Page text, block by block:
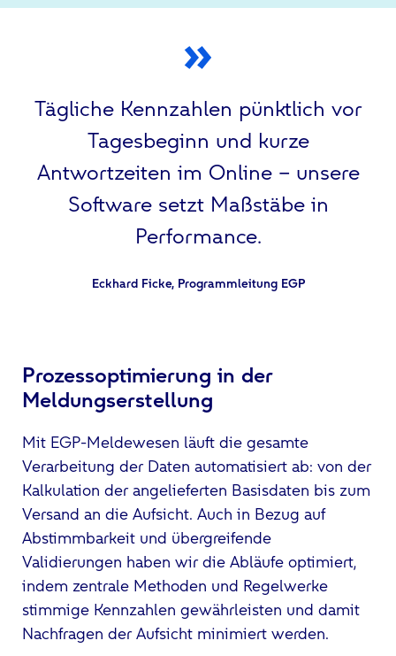
Tägliche Kennzahlen pünktlich vor
Tagesbeginn und kurze
Antwortzeiten im Online – unsere
Software setzt Maßstäbe in
Performance.
Eckhard Ficke, Programmleitung EGP
Prozessoptimierung in der
Meldungserstellung
Mit EGP-Meldewesen läuft die gesamte
Verarbeitung der Daten automatisiert ab: von der
Kalkulation der angelieferten Basisdaten bis zum
Versand an die Aufsicht. Auch in Bezug auf
Abstimmbarkeit und übergreifende
Validierungen haben wir die Abläufe optimiert,
indem zentrale Methoden und Regelwerke
stimmige Kennzahlen gewährleisten und damit
Nachfragen der Aufsicht minimiert werden.